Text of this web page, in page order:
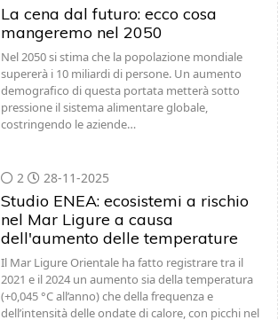
La cena dal futuro: ecco cosa
mangeremo nel 2050
Nel 2050 si stima che la popolazione mondiale
supererà i 10 miliardi di persone. Un aumento
demografico di questa portata metterà sotto
pressione il sistema alimentare globale,
costringendo le aziende…
2 28-11-2025
Studio ENEA: ecosistemi a rischio
nel Mar Ligure a causa
dell'aumento delle temperature
Il Mar Ligure Orientale ha fatto registrare tra il
2021 e il 2024 un aumento sia della temperatura
(+0,045 °C all’anno) che della frequenza e
dell’intensità delle ondate di calore, con picchi nel